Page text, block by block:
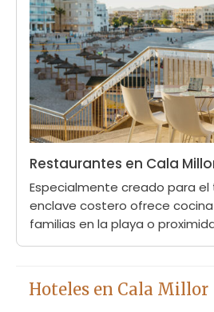
Restaurantes en Cala
Especialmente creado para el
enclave costero ofrece
familias en la playa o
Hoteles en Cala Millor